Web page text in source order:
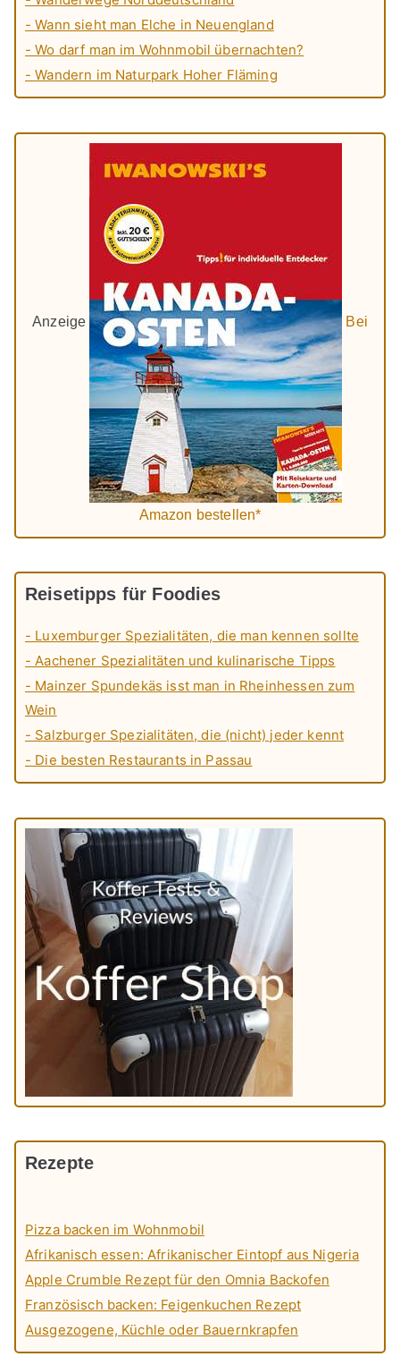
- Wann sieht man Elche in Neuengland
- Wo darf man im Wohnmobil übernachten?
- Wandern im Naturpark Hoher Fläming
Anzeige Bei
Amazon bestellen*
Reisetipps für Foodies
- Luxemburger Spezialitäten, die man kennen sollte
- Aachener Spezialitäten und kulinarische Tipps
- Mainzer Spundekäs isst man in Rheinhessen zum
Wein
- Salzburger Spezialitäten, die (nicht) jeder kennt
- Die besten Restaurants in Passau
Rezepte
Pizza backen im Wohnmobil
Afrikanisch essen: Afrikanischer Eintopf aus Nigeria
Apple Crumble Rezept für den Omnia Backofen
Französisch backen: Feigenkuchen Rezept
Ausgezogene, Küchle oder Bauernkrapfen